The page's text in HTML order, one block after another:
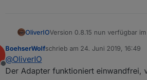
OliverIOVersion 0.8.15 nun verfügbar
Player steuern kann.
Hier eine aktuelle Übersicht
Offline
BoehserWolfschrieb am 24. Juni 2019, 16:49
zuletzt editiert von
@OliverIO
Der Adapter funktioniert einwandfrei,